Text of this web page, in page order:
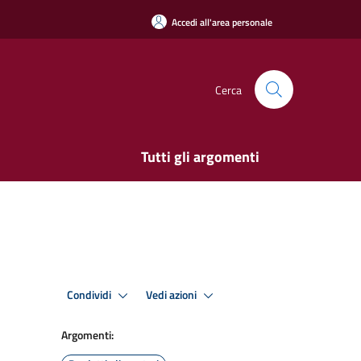
Accedi all'area personale
Cerca
Tutti gli argomenti
Condividi Vedi azioni
Argomenti: